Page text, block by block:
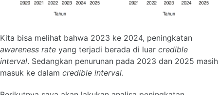
Kita bisa melihat bahwa 2023 ke 2024, peningkatan
awareness rate yang terjadi berada di luar credible
interval. Sedangkan penurunan pada 2023 dan 2025 masih
masuk ke dalam credible interval.